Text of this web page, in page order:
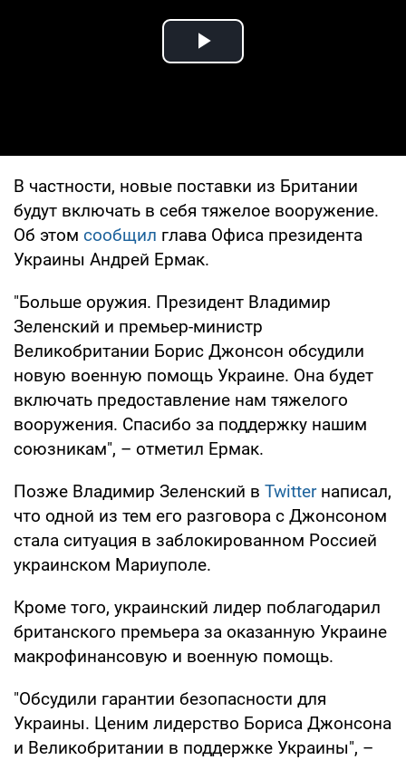
Play Video
В частности, новые поставки из Британии
будут включать в себя тяжелое вооружение.
Об этом сообщил глава Офиса президента
Украины Андрей Ермак.
"Больше оружия. Президент Владимир
Зеленский и премьер-министр
Великобритании Борис Джонсон обсудили
новую военную помощь Украине. Она будет
включать предоставление нам тяжелого
вооружения. Спасибо за поддержку нашим
союзникам", – отметил Ермак.
Позже Владимир Зеленский в Twitterнаписал,
что одной из тем его разговора с Джонсоном
стала ситуация в заблокированном Россией
украинском Мариуполе.
Кроме того, украинский лидер поблагодарил
британского премьера за оказанную Украине
макрофинансовую и военную помощь.
"Обсудили гарантии безопасности для
Украины. Ценим лидерство Бориса Джонсона
и Великобритании в поддержке Украины", –